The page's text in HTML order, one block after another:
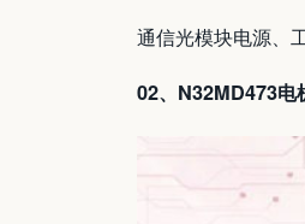
通信光模块电源、
02、N32MD473电